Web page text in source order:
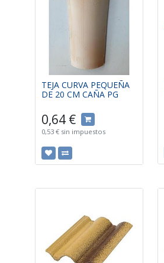
TEJA CURVA PEQUEÑA
DE 20 CM CAÑA PG
0,64 €
0,53 € sin impuestos